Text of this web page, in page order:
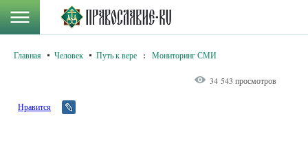
Главная Человек Путь к вере : Мониторинг СМИ
34 543 просмотров
Нравится